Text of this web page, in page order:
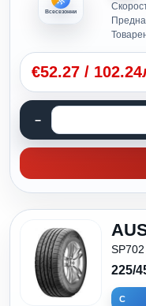
Всесезонни
€52.27 /
SP702
225/
C